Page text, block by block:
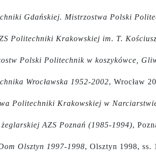
Gdańskiej. Mistrzostwa Polski
Politechniki Krakowskiej im. T.
Polski Politechnik w koszykówce,
Wrocławska 1952-2002, Wrocław
Politechniki Krakowskiej w
AZS Poznań (1985-1994),
Olsztyn 1997-1998, Olsztyn 1998, ss.